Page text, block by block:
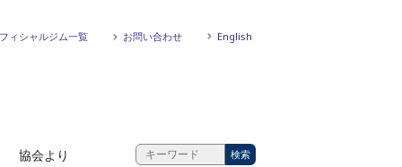
ィシャルジム一覧 お問い合わせ English
協会より